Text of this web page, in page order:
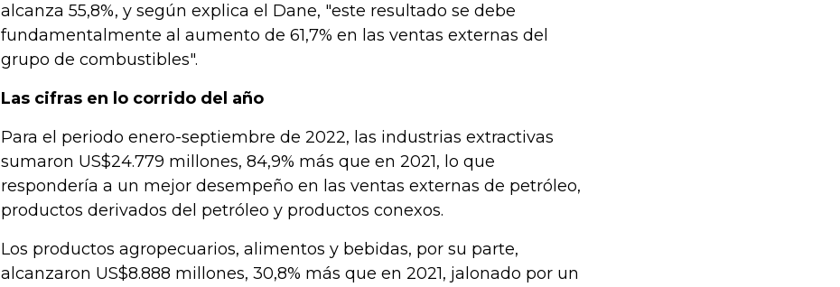
alcanza 55,8%, y según explica el Dane, "este resultado se debe
fundamentalmente al aumento de 61,7% en las ventas externas del
grupo de combustibles".
Las cifras en lo corrido del año
Para el periodo enero-septiembre de 2022, las industrias extractivas
sumaron US$24.779 millones, 84,9% más que en 2021, lo que
respondería a un mejor desempeño en las ventas externas de petróleo,
productos derivados del petróleo y productos conexos.
Los productos agropecuarios, alimentos y bebidas, por su parte,
alcanzaron US$8.888 millones, 30,8% más que en 2021, jalonado por un